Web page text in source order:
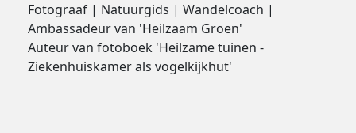
Fotograaf | Natuurgids | Wandelcoach |
Ambassadeur van 'Heilzaam Groen'
Auteur van fotoboek 'Heilzame tuinen -
Ziekenhuiskamer als vogelkijkhut'